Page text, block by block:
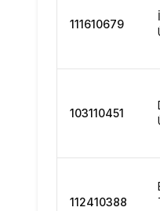
111610679
103110451
112410388